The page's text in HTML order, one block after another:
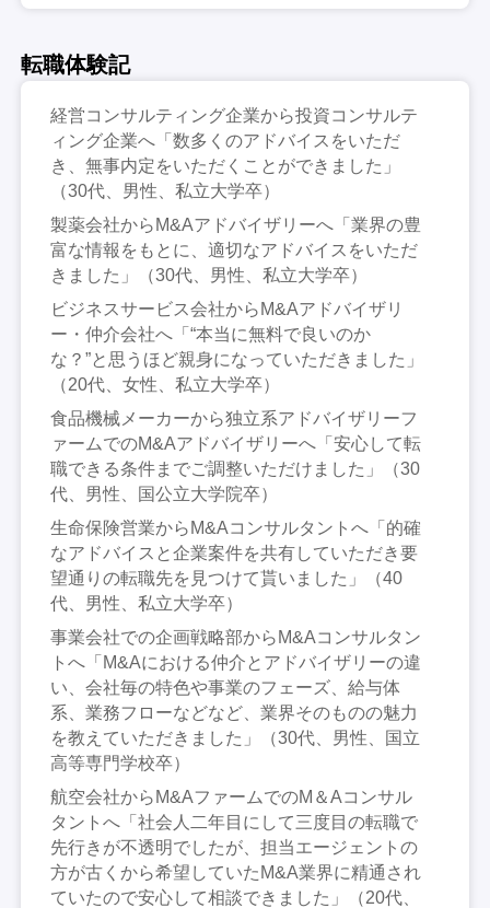
転職体験記
経営コンサルティング企業から投資コンサルテ
ィング企業へ「数多くのアドバイスをいただ
き、無事内定をいただくことができました」
（30代、男性、私立大学卒）
製薬会社からM&Aアドバイザリーへ「業界の豊
富な情報をもとに、適切なアドバイスをいただ
きました」（30代、男性、私立大学卒）
ビジネスサービス会社からM&Aアドバイザリ
ー・仲介会社へ「“本当に無料で良いのか
な？”と思うほど親身になっていただきました」
（20代、女性、私立大学卒）
食品機械メーカーから独立系アドバイザリーフ
ァームでのM&Aアドバイザリーへ「安心して転
職できる条件までご調整いただけました」（30
代、男性、国公立大学院卒）
生命保険営業からM&Aコンサルタントへ「的確
なアドバイスと企業案件を共有していただき要
望通りの転職先を見つけて貰いました」（40
代、男性、私立大学卒）
事業会社での企画戦略部からM&Aコンサルタン
トへ「M&Aにおける仲介とアドバイザリーの違
い、会社毎の特色や事業のフェーズ、給与体
系、業務フローなどなど、業界そのものの魅力
を教えていただきました」（30代、男性、国立
高等専門学校卒）
航空会社からM&AファームでのM＆Aコンサル
タントへ「社会人二年目にして三度目の転職で
先行きが不透明でしたが、担当エージェントの
方が古くから希望していたM&A業界に精通され
ていたので安心して相談できました」（20代、